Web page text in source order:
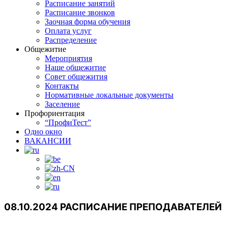
Расписание занятий
Расписание звонков
Заочная форма обучения
Оплата услуг
Распределение
Общежитие
Мероприятия
Наше общежитие
Совет общежития
Контакты
Нормативные локальные документы
Заселение
Профориентация
“ПрофиТест”
Одно окно
ВАКАНСИИ
08.10.2024 РАСПИСАНИЕ ПРЕПОДАВАТЕЛЕЙ